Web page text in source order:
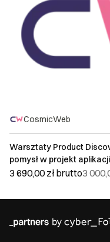
CosmicWeb
Warsztaty Product
pomysł w projekt aplikacji
3 690,00 zł brutto3